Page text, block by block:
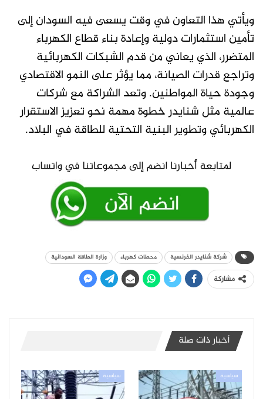
ويأتي هذا التعاون في وقت يسعى فيه السودان إلى
تأمين استثمارات دولية وإعادة بناء قطاع الكهرباء
المتضرر، الذي يعاني من قدم الشبكات الكهربائية
وتراجع قدرات الصيانة، مما يؤثر على النمو الاقتصادي
وجودة حياة المواطنين. وتعد الشراكة مع شركات
عالمية مثل شنايدر خطوة مهمة نحو تعزيز الاستقرار
الكهربائي وتطوير البنية التحتية للطاقة في البلاد.
شركة شنايدر الفرنسية محطات كهرباء وزارة الطاقة السودانية
مشاركة
أخبار ذات صلة
سياسية سياسية